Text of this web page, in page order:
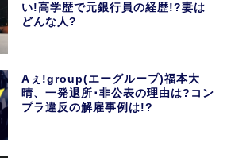
い!高学歴で元銀行員の経歴!?妻は
どんな人?
Aぇ!group(エーグループ)福本大
晴、一発退所･非公表の理由は?コン
プラ違反の解雇事例は!?